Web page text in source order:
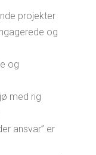
projekter
og
og
med rig
ansvar” er